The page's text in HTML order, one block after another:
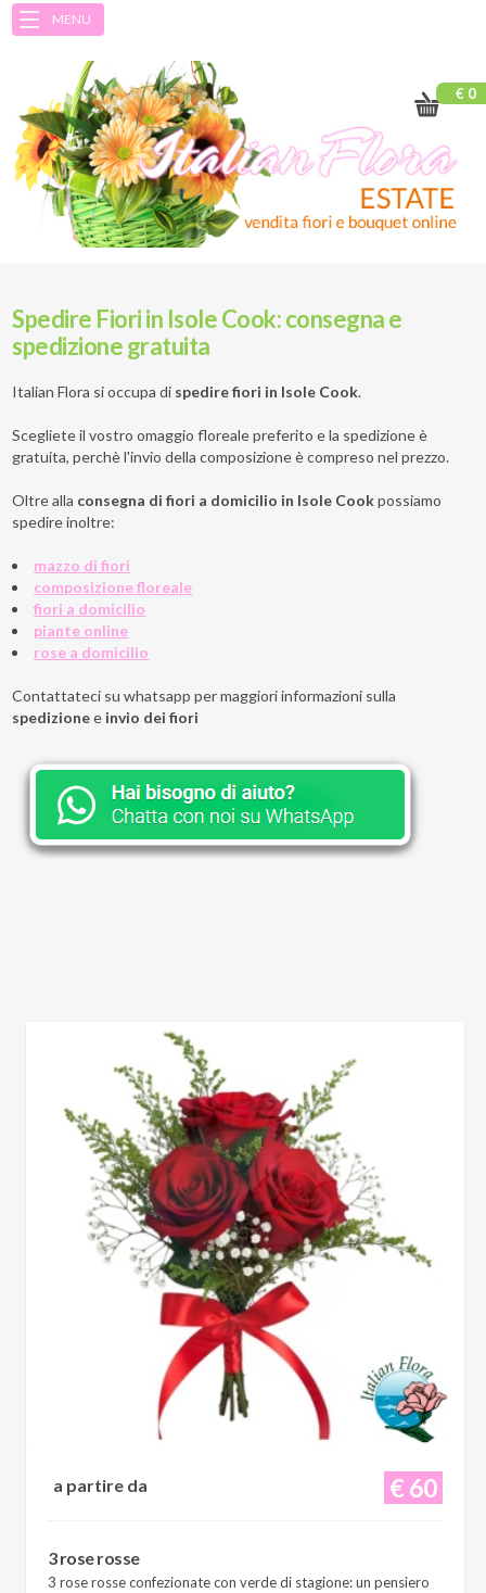
MENU
€ 0
Spedire Fiori in Isole Cook: consegna e
spedizione gratuita
Italian Flora si occupa di spedire fiori in Isole Cook.
Scegliete il vostro omaggio floreale preferito e la spedizione è
gratuita, perchè l'invio della composizione è compreso nel prezzo.
Oltre alla consegna di fiori a domicilio in Isole Cookpossiamo
spedire inoltre:
mazzo di fiori
composizione floreale
fiori a domicilio
piante online
rose a domicilio
Contattateci su whatsapp per maggiori informazioni sulla
spedizionee invio dei fiori
€ 60
a partire da
3 rose rosse
3 rose rosse confezionate con verde di stagione: un pensiero